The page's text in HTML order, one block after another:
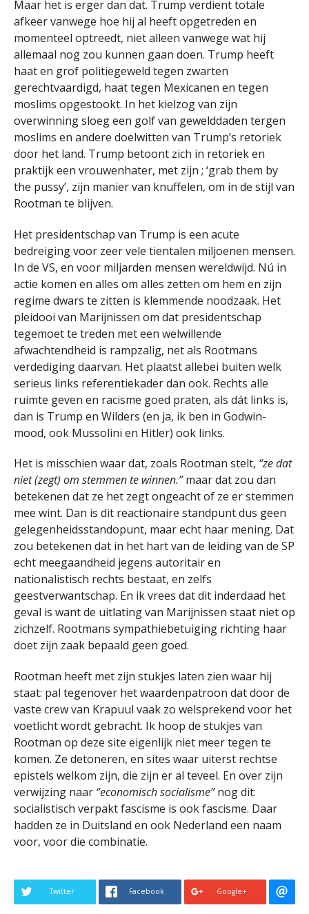
Maar het is erger dan dat. Trump verdient totale
afkeer vanwege hoe hij al heeft opgetreden en
momenteel optreedt, niet alleen vanwege wat hij
allemaal nog zou kunnen gaan doen. Trump heeft
haat en grof politiegeweld tegen zwarten
gerechtvaardigd, haat tegen Mexicanen en tegen
moslims opgestookt. In het kielzog van zijn
overwinning sloeg een golf van gewelddaden tergen
moslims en andere doelwitten van Trump’s retoriek
door het land. Trump betoont zich in retoriek en
praktijk een vrouwenhater, met zijn ; ‘grab them by
the pussy’, zijn manier van knuffelen, om in de stijl van
Rootman te blijven.
Het presidentschap van Trump is een acute
bedreiging voor zeer vele tientalen miljoenen mensen.
In de VS, en voor miljarden mensen wereldwijd. Nú in
actie komen en alles om alles zetten om hem en zijn
regime dwars te zitten is klemmende noodzaak. Het
pleidooi van Marijnissen om dat presidentschap
tegemoet te treden met een welwillende
afwachtendheid is rampzalig, net als Rootmans
verdediging daarvan. Het plaatst allebei buiten welk
serieus links referentiekader dan ook. Rechts alle
ruimte geven en racisme goed praten, als dát links is,
dan is Trump en Wilders (en ja, ik ben in Godwin-
mood, ook Mussolini en Hitler) ook links.
Het is misschien waar dat, zoals Rootman stelt, “ze dat
niet (zegt) om stemmen te winnen.”maar dat zou dan
betekenen dat ze het zegt ongeacht of ze er stemmen
mee wint. Dan is dit reactionaire standpunt dus geen
gelegenheidsstandopunt, maar echt haar mening. Dat
zou betekenen dat in het hart van de leiding van de SP
echt meegaandheid jegens autoritair en
nationalistisch rechts bestaat, en zelfs
geestverwantschap. En ik vrees dat dit inderdaad het
geval is want de uitlating van Marijnissen staat niet op
zichzelf. Rootmans sympathiebetuiging richting haar
doet zijn zaak bepaald geen goed.
Rootman heeft met zijn stukjes laten zien waar hij
staat: pal tegenover het waardenpatroon dat door de
vaste crew van Krapuul vaak zo welsprekend voor het
voetlicht wordt gebracht. Ik hoop de stukjes van
Rootman op deze site eigenlijk niet meer tegen te
komen. Ze detoneren, en sites waar uiterst rechtse
epistels welkom zijn, die zijn er al teveel. En over zijn
verwijzing naar “economisch socialisme”nog dit:
socialistisch verpakt fascisme is ook fascisme. Daar
hadden ze in Duitsland en ook Nederland een naam
voor, voor die combinatie.
Twitter Facebook Google+